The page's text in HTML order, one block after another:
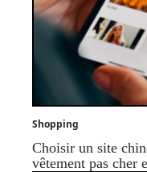
Shopping
Choisir un site
vêtement pas cher